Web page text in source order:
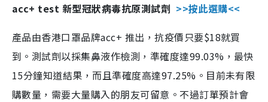
acc+ test 新型冠狀病毒抗原測試劑 >>按此選購<<
產品由香港口罩品牌acc+ 推出，抗疫價只要$18就買
到。測試劑以採集鼻液作檢測，準確度達99.03%，最快
15分鐘知道結果，而且準確度高達97.25%。目前未有限
購數量，需要大量購入的朋友可留意。不過訂單預計會